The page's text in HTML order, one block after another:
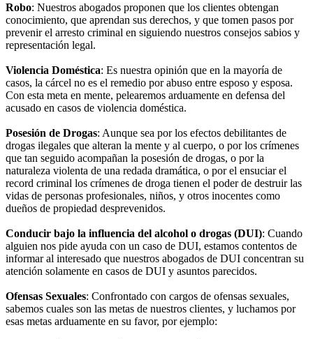
Robo: Nuestros abogados proponen que los clientes obtengan
conocimiento, que aprendan sus derechos, y que tomen pasos por
prevenir el arresto criminal en siguiendo nuestros consejos sabios y
representación legal.
Violencia Doméstica: Es nuestra opinión que en la mayoría de
casos, la cárcel no es el remedio por abuso entre esposo y esposa.
Con esta meta en mente, pelearemos arduamente en defensa del
acusado en casos de violencia doméstica.
Posesión de Drogas: Aunque sea por los efectos debilitantes de
drogas ilegales que alteran la mente y al cuerpo, o por los crímenes
que tan seguido acompañan la posesión de drogas, o por la
naturaleza violenta de una redada dramática, o por el ensuciar el
record criminal los crímenes de droga tienen el poder de destruir las
vidas de personas profesionales, niños, y otros inocentes como
dueños de propiedad desprevenidos.
Conducir bajo la influencia del alcohol o drogas (DUI): Cuando
alguien nos pide ayuda con un caso de DUI, estamos contentos de
informar al interesado que nuestros abogados de DUI concentran su
atención solamente en casos de DUI y asuntos parecidos.
Ofensas Sexuales: Confrontado con cargos de ofensas sexuales,
sabemos cuales son las metas de nuestros clientes, y luchamos por
esas metas arduamente en su favor, por ejemplo: